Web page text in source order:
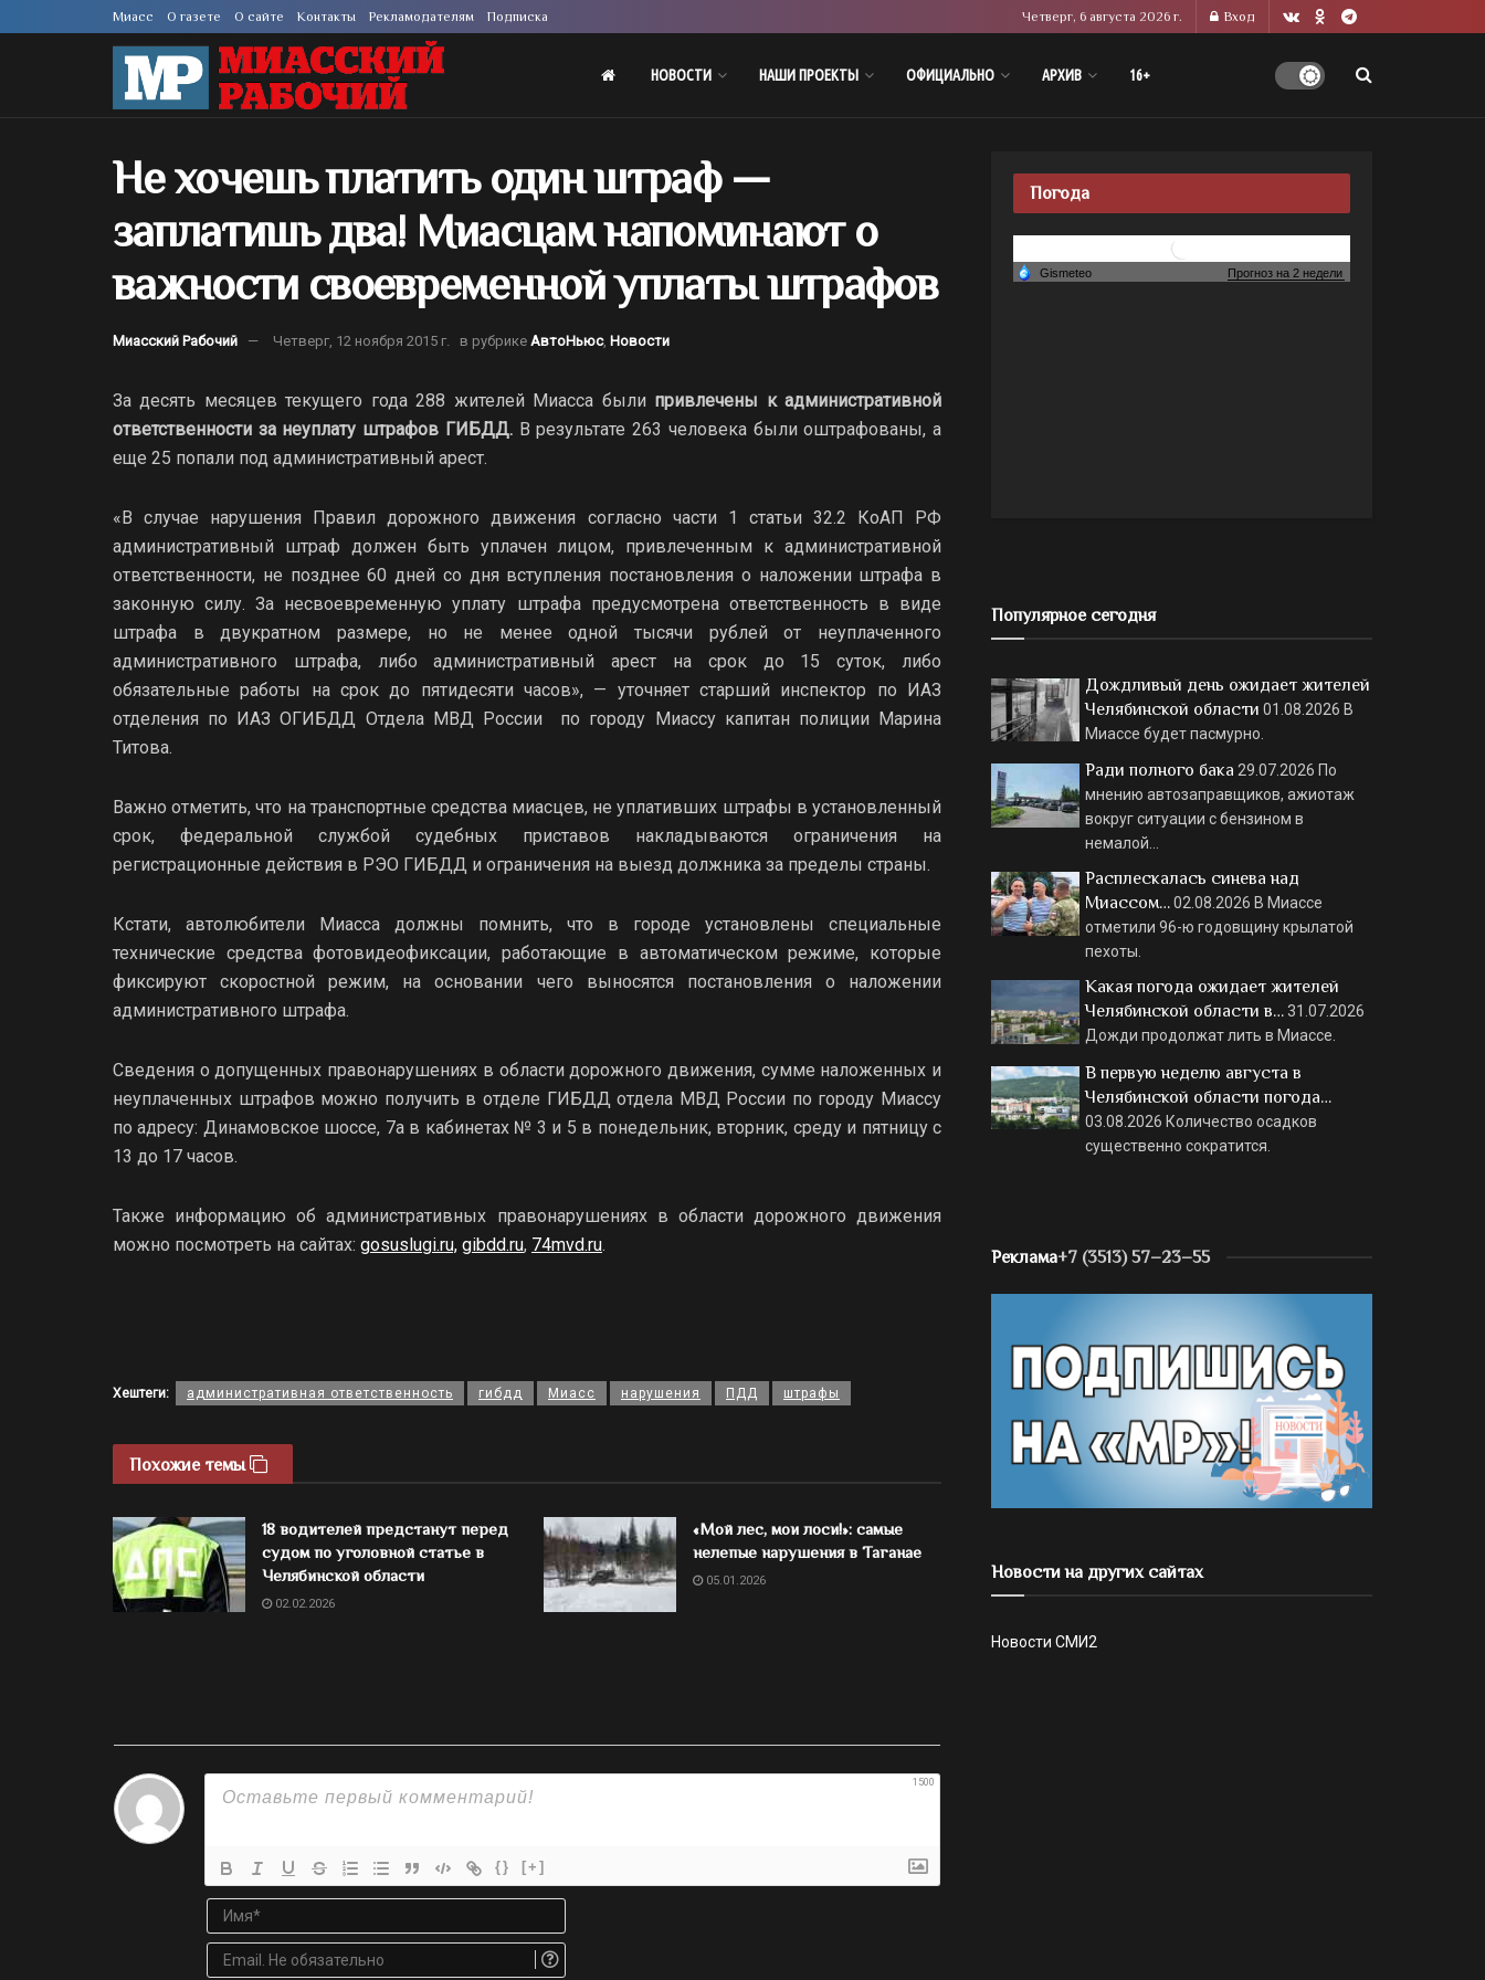
Миасс О газете О сайте Контакты Рекламодателям Подписка Четверг, 6 августа 2026 г. Вход
НОВОСТИ НАШИ ПРОЕКТЫ ОФИЦИАЛЬНО АРХИВ 16+
Не хочешь платить один штраф —
заплатишь два! Миасцам напоминают о
важности своевременной уплаты штрафов
Миасский Рабочий Четверг, 12 ноября 2015 г. в рубрике АвтоНьюс, Новости
За десять месяцев текущего года 288 жителей Миасса были привлечены к административной
ответственности за неуплату штрафов ГИБДД.В результате 263 человека были оштрафованы, а
еще 25 попали под административный арест.
«В случае нарушения Правил дорожного движения согласно части 1 статьи 32.2 КоАП РФ
административный штраф должен быть уплачен лицом, привлеченным к административной
ответственности, не позднее 60 дней со дня вступления постановления о наложении штрафа в
законную силу. За несвоевременную уплату штрафа предусмотрена ответственность в виде
штрафа в двукратном размере, но не менее одной тысячи рублей от неуплаченного
административного штрафа, либо административный арест на срок до 15 суток, либо
обязательные работы на срок до пятидесяти часов», — уточняет старший инспектор по ИАЗ
отделения по ИАЗ ОГИБДД Отдела МВД России по городу Миассу капитан полиции Марина
Титова.
Важно отметить, что на транспортные средства миасцев, не уплативших штрафы в установленный
срок, федеральной службой судебных приставов накладываются ограничения на
регистрационные действия в РЭО ГИБДД и ограничения на выезд должника за пределы страны.
Кстати, автолюбители Миасса должны помнить, что в городе установлены специальные
технические средства фотовидеофиксации, работающие в автоматическом режиме, которые
фиксируют скоростной режим, на основании чего выносятся постановления о наложении
административного штрафа.
Сведения о допущенных правонарушениях в области дорожного движения, сумме наложенных и
неуплаченных штрафов можно получить в отделе ГИБДД отдела МВД России по городу Миассу
по адресу: Динамовское шоссе, 7а в кабинетах № 3 и 5 в понедельник, вторник, среду и пятницу с
13 до 17 часов.
Также информацию об административных правонарушениях в области дорожного движения
можно посмотреть на сайтах: gosuslugi.ru, gibdd.ru, 74mvd.ru.
Хештеги: административная ответственность гибдд Миасс нарушения ПДД штрафы
Похожие темы
18 водителей предстанут перед
судом по уголовной статье в
Челябинской области
02.02.2026
«Мой лес, мои лоси!»: самые
нелепые нарушения в Таганае
05.01.2026
1500
{} [+]
Имя*
Email.
Погода
Популярное сегодня
Дождливый день ожидает жителей
Челябинской области 01.08.2026 В
Миассе будет пасмурно.
Ради полного бака 29.07.2026 По
мнению автозаправщиков, ажиотаж
вокруг ситуации с бензином в
немалой…
Расплескалась синева над
Миассом…02.08.2026 В Миассе
отметили 96-ю годовщину крылатой
пехоты.
Какая погода ожидает жителей
Челябинской области в…31.07.2026
Дожди продолжат лить в Миассе.
В первую неделю августа в
Челябинской области погода…
03.08.2026 Количество осадков
существенно сократится.
Реклама+7 (3513) 57–23–55
Новости на других сайтах
Новости СМИ2